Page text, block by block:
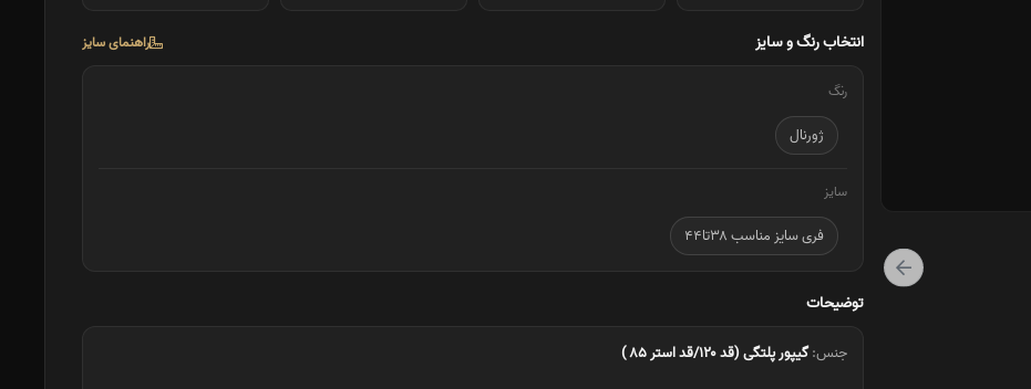
انتخاب رنگ و سایز راهنمای سایز
رنگ
ژورنال
سایز
فری سایز مناسب ۳۸تا۴۴
توضیحات
جنس:گیپور پلتگی (قد ۱۲۰/قد استر ۸۵ )